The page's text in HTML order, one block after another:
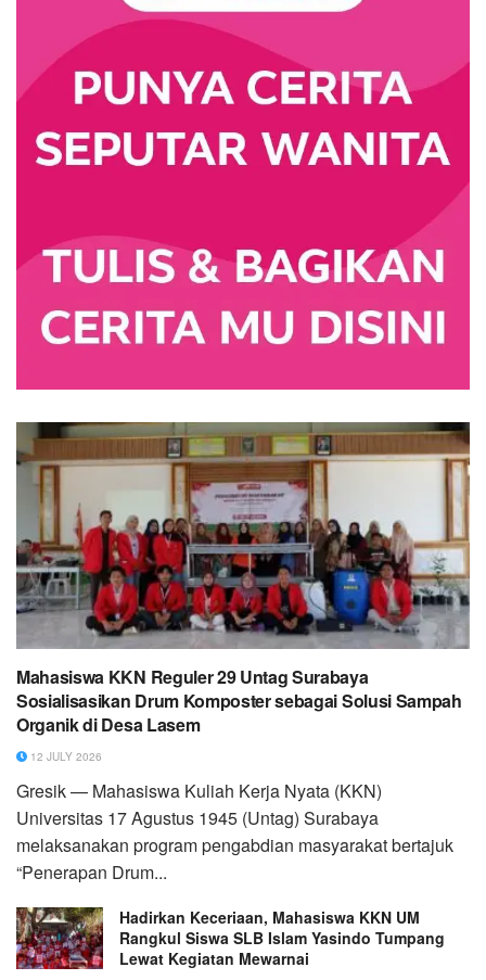
Mahasiswa KKN Reguler 29 Untag Surabaya
Sosialisasikan Drum Komposter sebagai Solusi Sampah
Organik di Desa Lasem
12 JULY 2026
Gresik — Mahasiswa Kuliah Kerja Nyata (KKN)
Universitas 17 Agustus 1945 (Untag) Surabaya
melaksanakan program pengabdian masyarakat bertajuk
“Penerapan Drum...
Hadirkan Keceriaan, Mahasiswa KKN UM
Rangkul Siswa SLB Islam Yasindo Tumpang
Lewat Kegiatan Mewarnai